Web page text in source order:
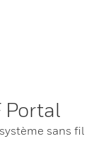
Portal
sans fil